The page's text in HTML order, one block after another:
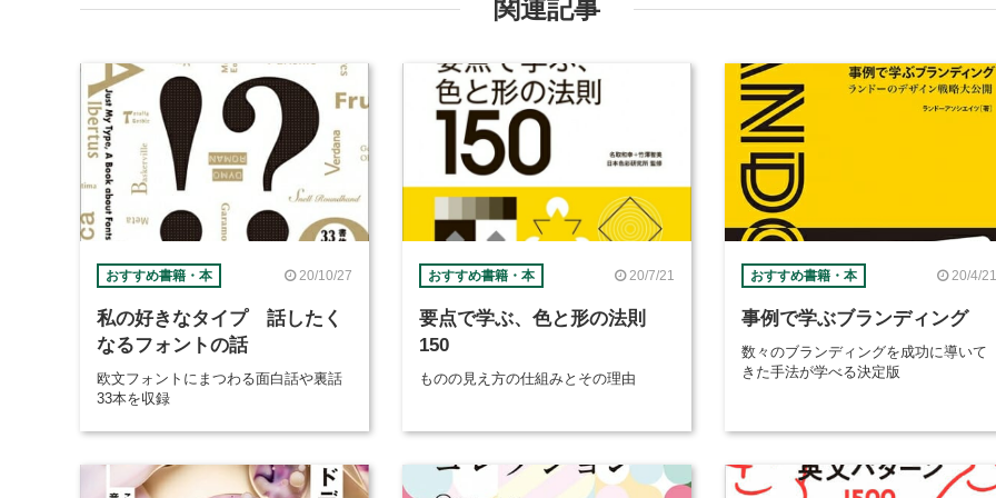
関連記事
おすすめ書籍・本 20/10/27
私の好きなタイプ 話したく
なるフォントの話
欧文フォントにまつわる面白話や裏話
33本を収録
おすすめ書籍・本 20/7/21
要点で学ぶ、色と形の法則
150
ものの見え方の仕組みとその理由
おすすめ書籍・本 20/4/21
事例で学ぶブランディング
数々のブランディングを成功に導いて
きた手法が学べる決定版